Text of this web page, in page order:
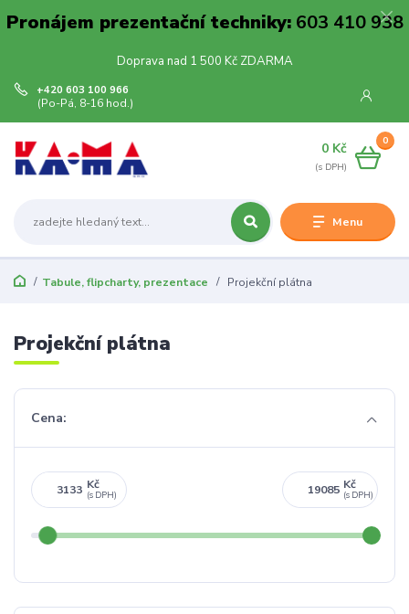
Pronájem prezentační techniky:603 410 938
Doprava nad 1 500 Kč ZDARMA
Menu
+420 603 100 966
(Po-Pá, 8-16 hod.)
0
0 Kč
Tabule, flipcharty, prezentace Projekční plátna
Projekční plátna
Cena:
Kč Kč